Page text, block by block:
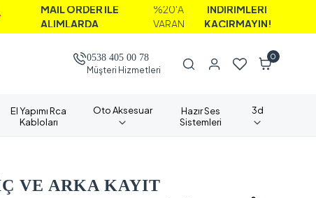
ORDER İLE
%20'A
VARAN
İNDİRİMLERİ
KAÇIRMAYIN!
0538 405 00 78
Müşteri Hizmetleri
0
El Yapımı Rca
Kabloları
Oto Aksesuar
Hazır Ses
Sistemleri
3d
VE ARKA KAYIT